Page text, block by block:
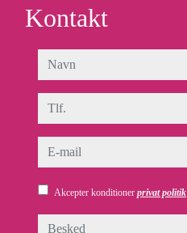
Kontakt
navn
tlf.
e-mail
Akcepter konditioner privat politik
besked